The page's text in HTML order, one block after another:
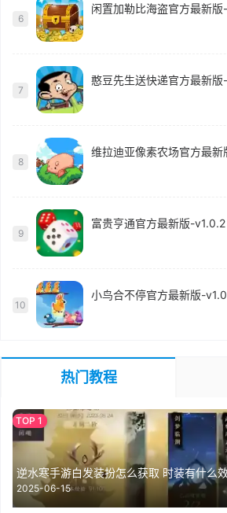
6
闲置加勒比海盗官方最新版
7
憨豆先生送快递官方最新版
8
维拉迪亚像素农场官方最
9
富贵亨通官方最新版-v1.0.2
10
小鸟合不停官方最新版-
热门教程
逆水寒手游白发装扮怎么获取 时装有什么
2025-06-15